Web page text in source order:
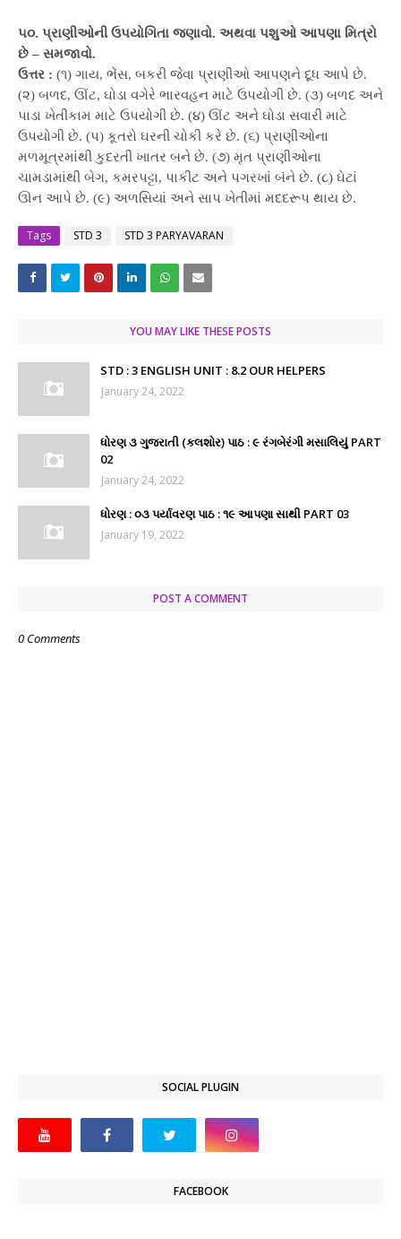
૫૦. પ્રાણીઓની ઉપયોગિતા જણાવો. અથવા પશુઓ આપણા મિત્રો
છે – સમજાવો.
ઉત્તર : (૧) ગાય, ભેંસ, બકરી જેવા પ્રાણીઓ આપણને દૂધ આપે છે.
(૨) બળદ, ઊંટ, ઘોડા વગેરે ભારવહન માટે ઉપયોગી છે. (૩) બળદ અને
પાડા ખેતીકામ માટે ઉપયોગી છે. (૪) ઊંટ અને ઘોડા સવારી માટે
ઉપયોગી છે. (પ) કૂતરો ઘરની ચોકી કરે છે. (૬) પ્રાણીઓના
મળમૂત્રમાંથી કુદરતી ખાતર બને છે. (૭) મૃત પ્રાણીઓના
ચામડામાંથી બેગ, કમરપટ્ટા, પાકીટ અને પગરખાં બંને છે. (૮) ઘેટાં
ઊન આપે છે. (૯) અળસિયાં અને સાપ ખેતીમાં મદદરૂપ થાય છે.
Tags STD 3 STD 3 PARYAVARAN
YOU MAY LIKE THESE POSTS
STD : 3 ENGLISH UNIT : 8.2 OUR HELPERS
January 24, 2022
ધોરણ ૩ ગુજરાતી (કલશોર) પાઠ : ૯ રંગબેરંગી મસાલિયું PART
02
January 24, 2022
ધોરણ : ૦૩ પર્યાવરણ પાઠ : ૧૯ આપણા સાથી PART 03
January 19, 2022
POST A COMMENT
0 Comments
SOCIAL PLUGIN
FACEBOOK